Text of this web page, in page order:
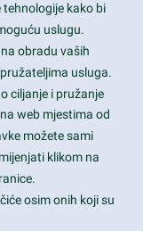
CA 94043
kako bi
uslugu.
obradu vaših
usluga.
ciljanje i pružanje
web mjestima od
možete sami
klikom na
osim onih koji su